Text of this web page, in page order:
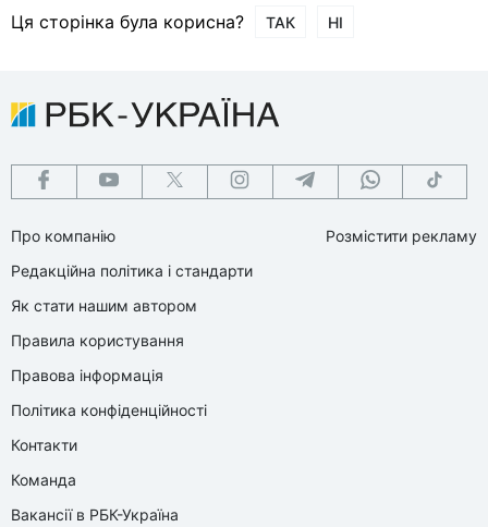
Ця сторінка була корисна? ТАК НІ
Про компанію
Редакційна політика і стандарти
Як стати нашим автором
Правила користування
Правова інформація
Політика конфіденційності
Контакти
Команда
Вакансії в РБК-Україна
Розмістити рекламу